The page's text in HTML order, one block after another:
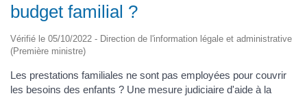
budget familial ?
Vérifié le 05/10/2022 - Direction de l'information légale et administrative
(Première ministre)
Les prestations familiales ne sont pas employées pour couvrir
les besoins des enfants ? Une mesure judiciaire d'aide à la